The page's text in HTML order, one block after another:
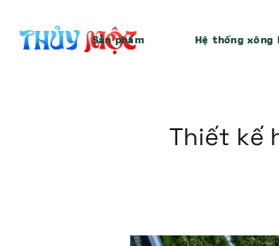
Sản phẩm Hệ thống xông
Thiết kế